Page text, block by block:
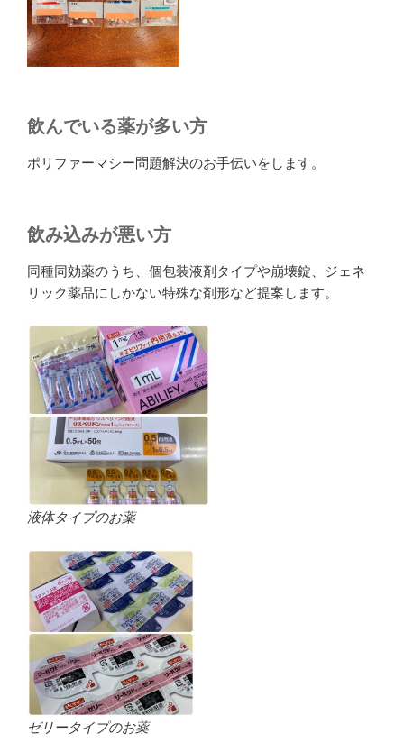
飲んでいる薬が多い方
ポリファーマシー問題解決のお手伝いをします。
飲み込みが悪い方
同種同効薬のうち、個包装液剤タイプや崩壊錠、ジェネ
リック薬品にしかない特殊な剤形など提案します。
液体タイプのお薬
ゼリータイプのお薬